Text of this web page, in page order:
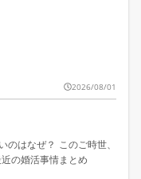
2026/08/01
のはなぜ？ このご時世、
の婚活事情まとめ